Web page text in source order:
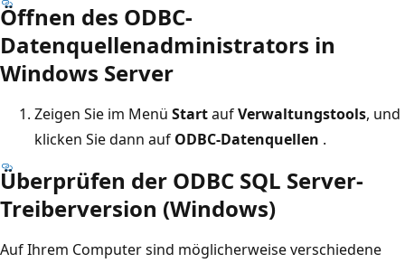
Öffnen des ODBC-
Datenquellenadministrators in
Windows Server
Zeigen Sie im Menü StartaufVerwaltungstools, und
klicken Sie dann auf ODBC-Datenquellen .
Überprüfen der ODBC SQL Server-
Treiberversion (Windows)
Auf Ihrem Computer sind möglicherweise verschiedene